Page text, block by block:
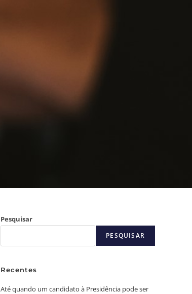
Pesquisar
PESQUISAR
Recentes
Até quando um candidato à Presidência pode ser